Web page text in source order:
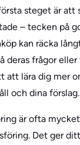
steget är att
– tecken på
kan räcka
deras frågor
att lära dig mer
och dina förslag.
är ofta
Det ger